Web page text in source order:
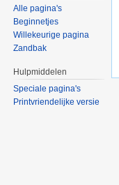
Alle pagina's
Beginnetjes
Willekeurige pagina
Zandbak
Hulpmiddelen
Speciale pagina's
Printvriendelijke versie